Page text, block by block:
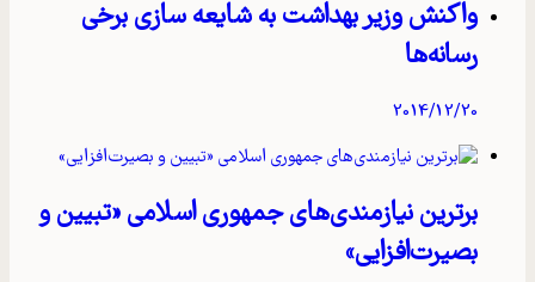
واکنش وزیر بهداشت به شایعه‌ سازی برخی
رسانه‌ها
2014/12/20
برترین نیازمندی‌های جمهوری اسلامی «تبیین و
بصیرت‌افزایی»